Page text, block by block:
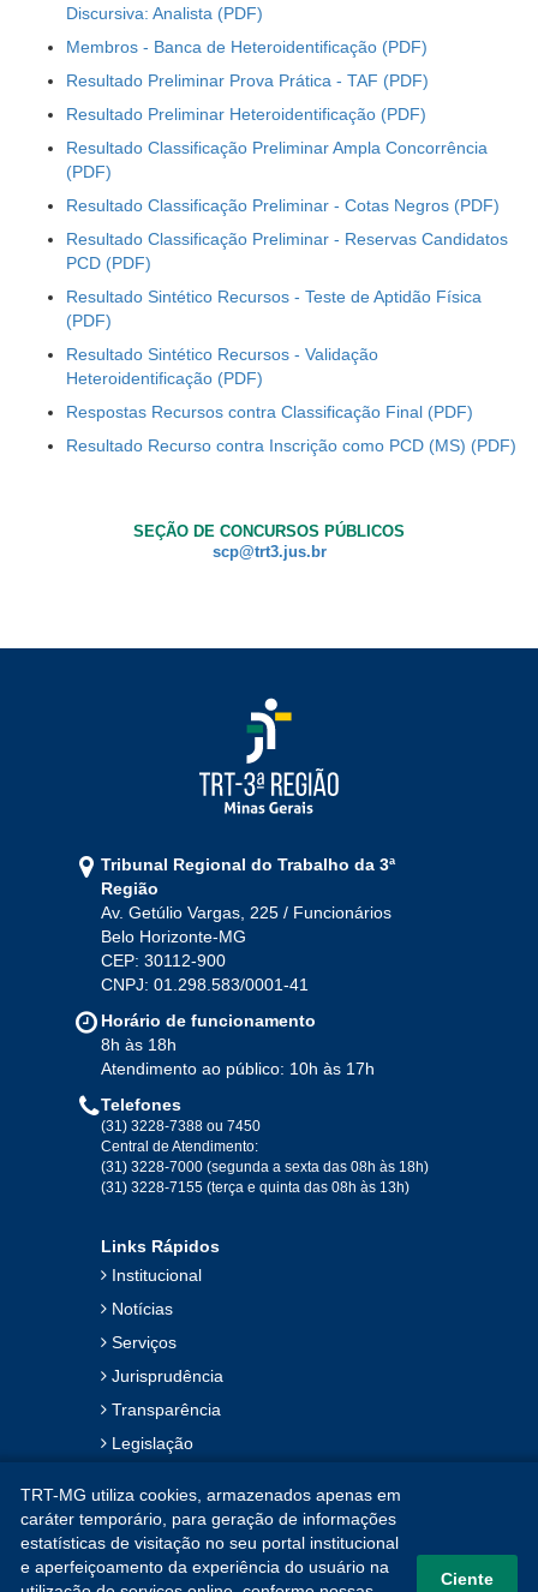
Discursiva: Analista
Membros - Banca de Heteroidentificação
Resultado Preliminar Prova Prática - TAF
Resultado Preliminar Heteroidentificação
Resultado Classificação Preliminar Ampla Concorrência
Resultado Classificação Preliminar - Cotas Negros
Resultado Classificação Preliminar - Reservas Candidatos
PCD
Resultado Sintético Recursos - Teste de Aptidão Física
Resultado Sintético Recursos - Validação
Heteroidentificação
Respostas Recursos contra Classificação Final
Resultado Recurso contra Inscrição como PCD (MS)
SEÇÃO DE CONCURSOS PÚBLICOS
scp@trt3.jus.br
Tribunal Regional do Trabalho da 3ª
Região
Av. Getúlio Vargas, 225 / Funcionários
Belo Horizonte-MG
CEP: 30112-900
CNPJ: 01.298.583/0001-41
Horário de funcionamento
8h às 18h
Atendimento ao público: 10h às 17h
Telefones
(31) 3228-7388 ou 7450
Central de Atendimento:
(31) 3228-7000 (segunda a sexta das 08h às 18h)
(31) 3228-7155 (terça e quinta das 08h às 13h)
Links Rápidos
Institucional
Notícias
Serviços
Jurisprudência
Transparência
Legislação
Contato
Mapa do Site
TRT-MG utiliza cookies, armazenados apenas em
caráter temporário, para geração de informações
estatísticas de visitação no seu portal institucional
e aperfeiçoamento da experiência do usuário na
Ciente